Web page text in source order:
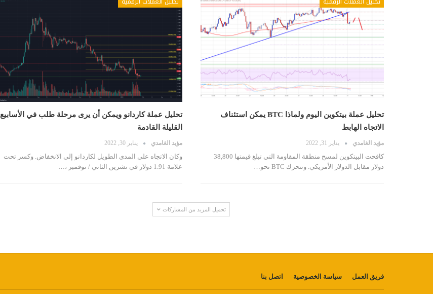
تحليل عملة بيتكوين اليوم ولماذا BTC يمكن استئناف
الاتجاه الهابط
مؤيد الغامدي يناير 31, 2022
كافحت البيتكوين لمسح منطقة المقاومة التي تبلغ قيمتها 38,800
دولار مقابل الدولار الأمريكي. وتتحرك BTC نحو…
تحليل عملة كاردانو ويمكن أن يرى مرحلة طلب في الأسابيع
القليلة القادمة
مؤيد الغامدي يناير 30, 2022
وكان الاتجاه على المدى الطويل لكاردانو إلى الانخفاض. وكسر تحت
علامة 1.91 دولار في تشرين الثاني / نوفمبر ،…
تحميل المزيد من المشاركات
فريق العمل سياسة الخصوصية اتصل بنا